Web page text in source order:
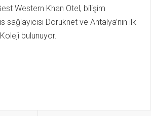
Western Khan Otel, bilişim
Doruknet ve Antalya’nın ilk
bulunuyor.